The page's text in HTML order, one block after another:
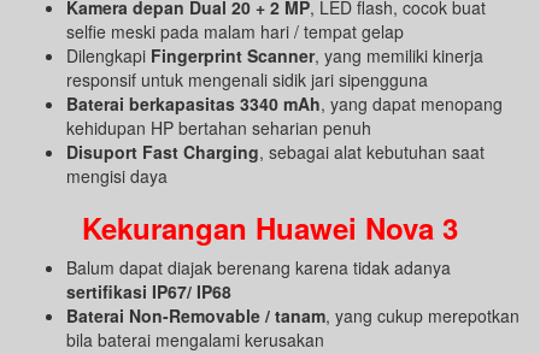
Kamera depan Dual 20 + 2 MP, LED flash, cocok buat
selfie meski pada malam hari / tempat gelap
Dilengkapi Fingerprint Scanner, yang memiliki kinerja
responsif untuk mengenali sidik jari sipengguna
Baterai berkapasitas 3340 mAh, yang dapat menopang
kehidupan HP bertahan seharian penuh
Disuport Fast Charging, sebagai alat kebutuhan saat
mengisi daya
Kekurangan Huawei Nova 3
Balum dapat diajak berenang karena tidak adanya
sertifikasi IP67/ IP68
Baterai Non-Removable / tanam, yang cukup merepotkan
bila baterai mengalami kerusakan